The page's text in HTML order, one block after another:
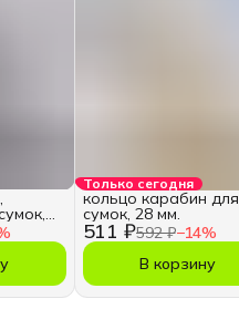
Только сегодня
511 ₽592 ₽−14%
кольцо карабин для
сумок, 28 мм.
В корзину